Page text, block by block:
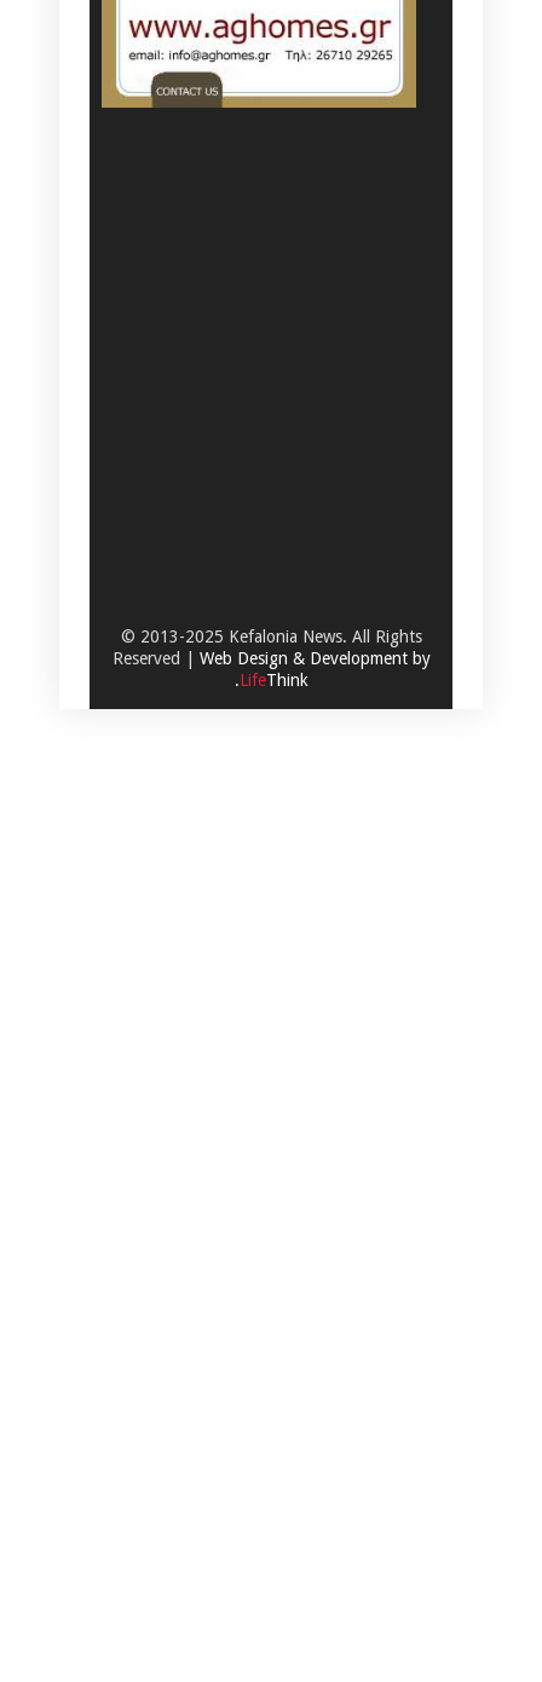
© 2013-2025 Kefalonia News. All Rights
Reserved | Web Design & Development by
.LifeThink